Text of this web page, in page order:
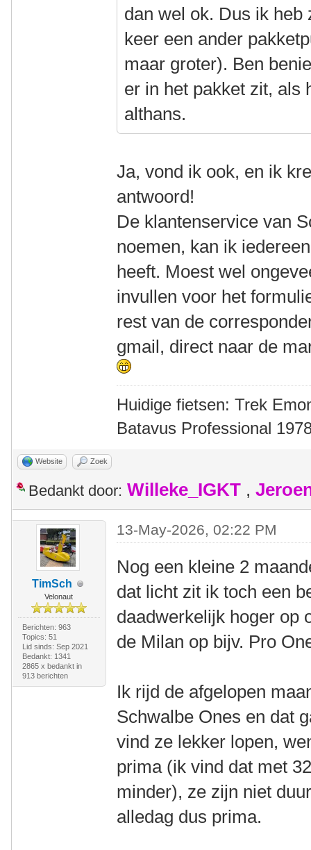
dan wel ok. Dus ik
keer een ander
maar groter). Ben
er in het pakket zit, als
althans.
Ja, vond ik ook, en ik
antwoord!
De klantenservice van
noemen, kan ik
heeft. Moest wel
invullen voor het
rest van de
gmail, direct naar de
Huidige fietsen: Trek
Batavus Professional
Website Zoek
Bedankt door: Willeke_IGKT ,
TimSch
Velonaut
Berichten: 963
Topics: 51
Lid sinds: Sep 2021
Bedankt: 1341
2865 x bedankt in
913 berichten
13-May-2026, 02:22 PM
Nog een kleine 2
dat licht zit ik toch een
daadwerkelijk hoger op
de Milan op bijv. Pro
Ik rijd de afgelopen
Schwalbe Ones en dat
vind ze lekker lopen,
prima (ik vind dat met
minder), ze zijn niet
alledag dus prima.